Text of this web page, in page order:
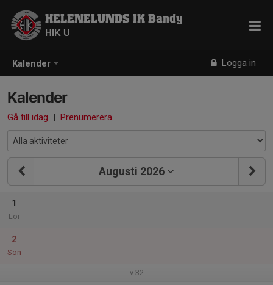
Kalender Logga in
HELENELUNDS IK Bandy
HIK U
Kalender
Gå till idag | Prenumerera
Augusti 2026
1
Lör
2
Sön
v.32